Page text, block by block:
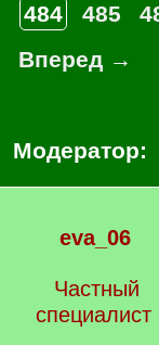
484
485
Вперед →
Модератор:
eva_06
Частный
специалист